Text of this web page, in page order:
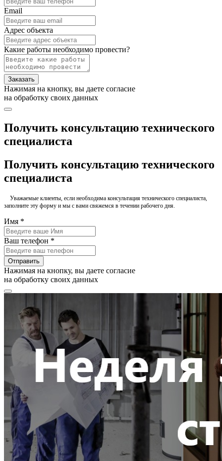
Email
Адрес объекта
Какие работы необходимо провести?
Заказать
Нажимая на кнопку, вы даете согласие
на обработку своих данных
Получить консультацию технического
специалиста
Получить консультацию технического
специалиста
Уважаемые клиенты, если необходима консультация технического специалиста,
заполните эту форму и мы с вами свяжемся в течении рабочего дня.
Имя *
Ваш телефон *
Отправить
Нажимая на кнопку, вы даете согласие
на обработку своих данных